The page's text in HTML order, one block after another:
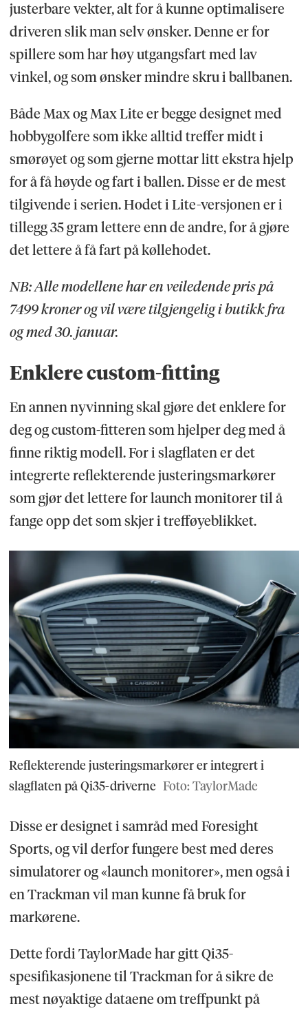
justerbare vekter, alt for å kunne optimalisere
driveren slik man selv ønsker. Denne er for
spillere som har høy utgangsfart med lav
vinkel, og som ønsker mindre skru i ballbanen.
Både Max og Max Lite er begge designet med
hobbygolfere som ikke alltid treffer midt i
smørøyet og som gjerne mottar litt ekstra hjelp
for å få høyde og fart i ballen. Disse er de mest
tilgivende i serien. Hodet i Lite-versjonen er i
tillegg 35 gram lettere enn de andre, for å gjøre
det lettere å få fart på køllehodet.
NB: Alle modellene har en veiledende pris på
7499 kroner og vil være tilgjengelig i butikk fra
og med 30. januar.
Enklere custom-fitting
En annen nyvinning skal gjøre det enklere for
deg og custom-fitteren som hjelper deg med å
finne riktig modell. For i slagflaten er det
integrerte reflekterende justeringsmarkører
som gjør det lettere for launch monitorer til å
fange opp det som skjer i trefføyeblikket.
Reflekterende justeringsmarkører er integrert i
slagflaten på Qi35-driverne Foto: TaylorMade
Disse er designet i samråd med Foresight
Sports, og vil derfor fungere best med deres
simulatorer og «launch monitorer», men også i
en Trackman vil man kunne få bruk for
markørene.
Dette fordi TaylorMade har gitt Qi35-
spesifikasjonene til Trackman for å sikre de
mest nøyaktige dataene om treffpunkt på